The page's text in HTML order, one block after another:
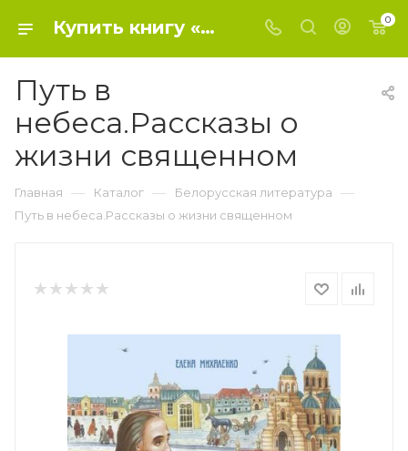
Купить книгу «Путь в небеса.Рассказы о жизни священном» 2021, Е.Михаленко - Белорусская литература 0
Путь в
небеса.Рассказы о
жизни священном
Главная — Каталог — Белорусская литература —
Путь в небеса.Рассказы о жизни священном